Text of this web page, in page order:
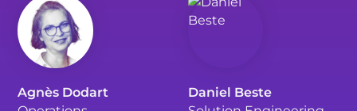
Agnès Dodart
Daniel Beste